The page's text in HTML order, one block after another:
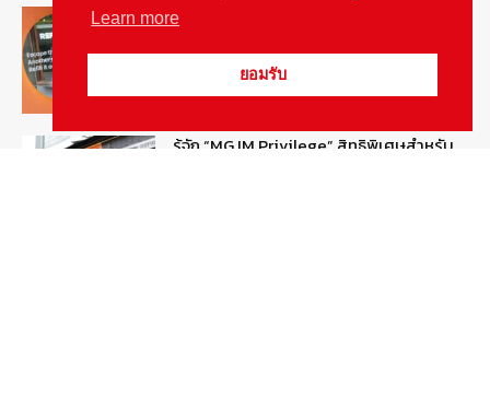
MG ลั่นกลองรบ! เตรียมลุยชิงส่วนแบ่งตลาด
รู้จัก “MG IM Privilege” สิทธิพิเศษสำหรับ
Learn more
ยอมรับ